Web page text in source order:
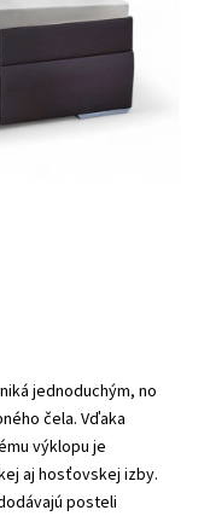
jednoduchým, no
čela. Vďaka
výklopu je
aj hosťovskej izby.
posteli